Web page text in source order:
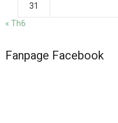
31
« Th6
Fanpage Facebook